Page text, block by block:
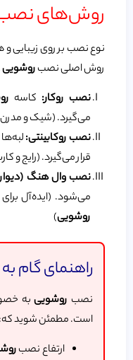
روش‌های
نوع نصب بر روی زیبایی
روش اصلی نصبروشویی
نصب روکار: کاسه
می‌گیرد. (شیک و
نصب روکابینتی:
قرار می‌گیرد. (رایج و
نصب وال هنگ
می‌شود. (ایده‌آل
روشویی)
راهنمای گام
نصب روشوییبه
است. مطمئن شوید که:
ارتفاع نصب